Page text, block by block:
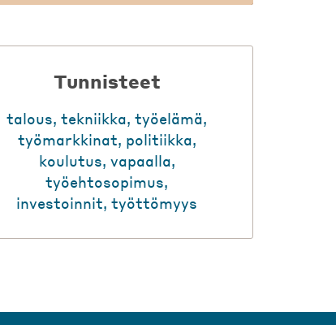
Tunnisteet
talous,tekniikka,työelämä,
työmarkkinat, politiikka,
koulutus, vapaalla,
työehtosopimus,
investoinnit,työttömyys